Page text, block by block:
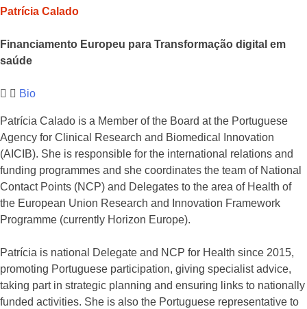
Patrícia Calado
Financiamento Europeu para Transformação digital em
saúde
Bio
Patrícia Calado is a Member of the Board at the Portuguese
Agency for Clinical Research and Biomedical Innovation
(AICIB). She is responsible for the international relations and
funding programmes and she coordinates the team of National
Contact Points (NCP) and Delegates to the area of Health of
the European Union Research and Innovation Framework
Programme (currently Horizon Europe).
Patrícia is national Delegate and NCP for Health since 2015,
promoting Portuguese participation, giving specialist advice,
taking part in strategic planning and ensuring links to nationally
funded activities. She is also the Portuguese representative to